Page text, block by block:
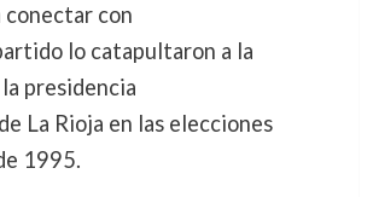
conectar con
lo catapultaron a la
presidencia
La Rioja en las elecciones
1995.